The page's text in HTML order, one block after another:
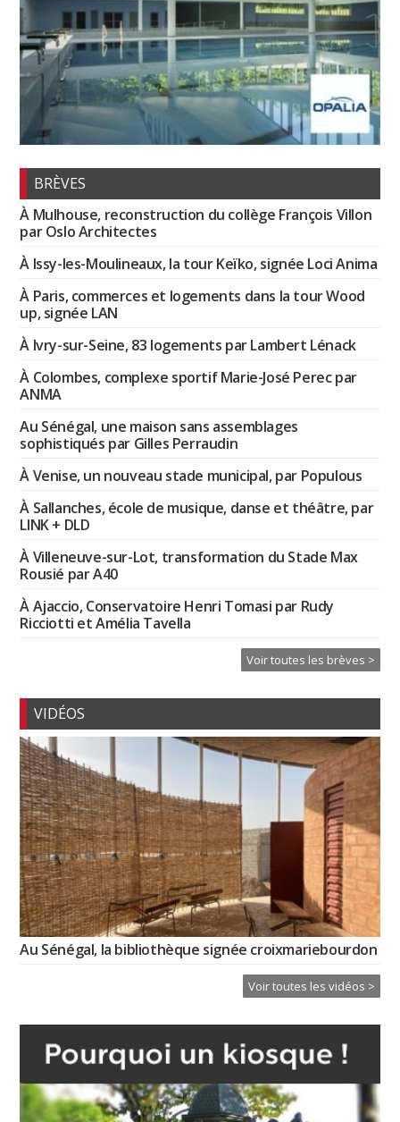
BRÈVES
À Mulhouse, reconstruction du collège François Villon
par Oslo Architectes
À Issy-les-Moulineaux, la tour Keïko, signée Loci Anima
À Paris, commerces et logements dans la tour Wood
up, signée LAN
À Ivry-sur-Seine, 83 logements par Lambert Lénack
À Colombes, complexe sportif Marie-José Perec par
ANMA
Au Sénégal, une maison sans assemblages
sophistiqués par Gilles Perraudin
À Venise, un nouveau stade municipal, par Populous
À Sallanches, école de musique, danse et théâtre, par
LINK + DLD
À Villeneuve-sur-Lot, transformation du Stade Max
Rousié par A40
À Ajaccio, Conservatoire Henri Tomasi par Rudy
Ricciotti et Amélia Tavella
Voir toutes les brèves >
VIDÉOS
Au Sénégal, la bibliothèque signée croixmariebourdon
Voir toutes les vidéos >